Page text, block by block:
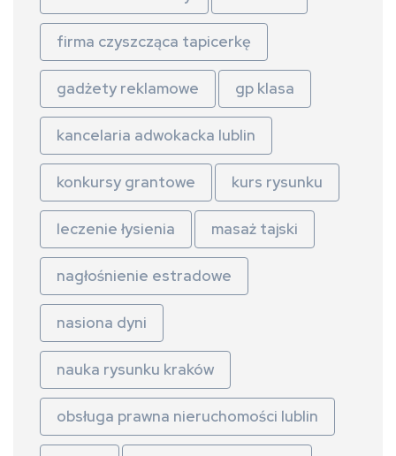
firma czyszcząca tapicerkę
gadżety reklamowe gp klasa
kancelaria adwokacka lublin
konkursy grantowe kurs rysunku
leczenie łysienia masaż tajski
nagłośnienie estradowe
nasiona dyni
nauka rysunku kraków
obsługa prawna nieruchomości lublin